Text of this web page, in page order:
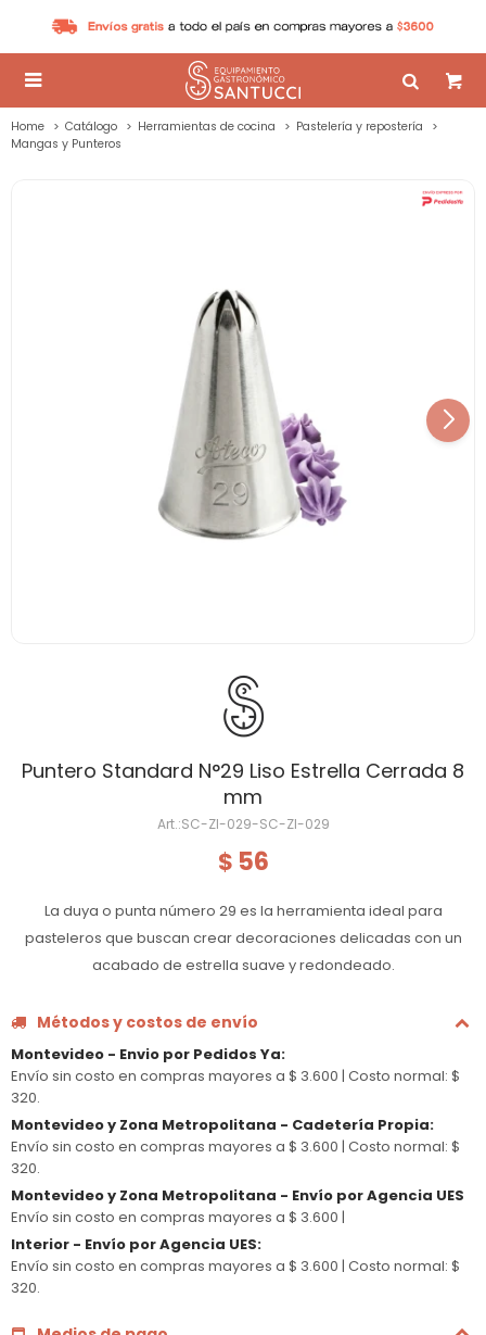

Home Catálogo Herramientas de cocina
Pastelería y repostería
Mangas y Punteros
Puntero Standard N°29 Liso Estrella Cerrada 8
mm
SC-ZI-029-SC-ZI-029
$ 56
La duya o punta número 29 es la herramienta ideal para
pasteleros que buscan crear decoraciones delicadas con un
acabado de estrella suave y redondeado.
Métodos y costos de envío
Montevideo - Envio por Pedidos Ya:
Envío sin costo en compras mayores a $ 3.600 | Costo normal: $
320.
Montevideo y Zona Metropolitana - Cadetería Propia:
Envío sin costo en compras mayores a $ 3.600 | Costo normal: $
320.
Montevideo y Zona Metropolitana - Envío por Agencia UES
Envío sin costo en compras mayores a $ 3.600 |
Interior - Envío por Agencia UES:
Envío sin costo en compras mayores a $ 3.600 | Costo normal: $
320.